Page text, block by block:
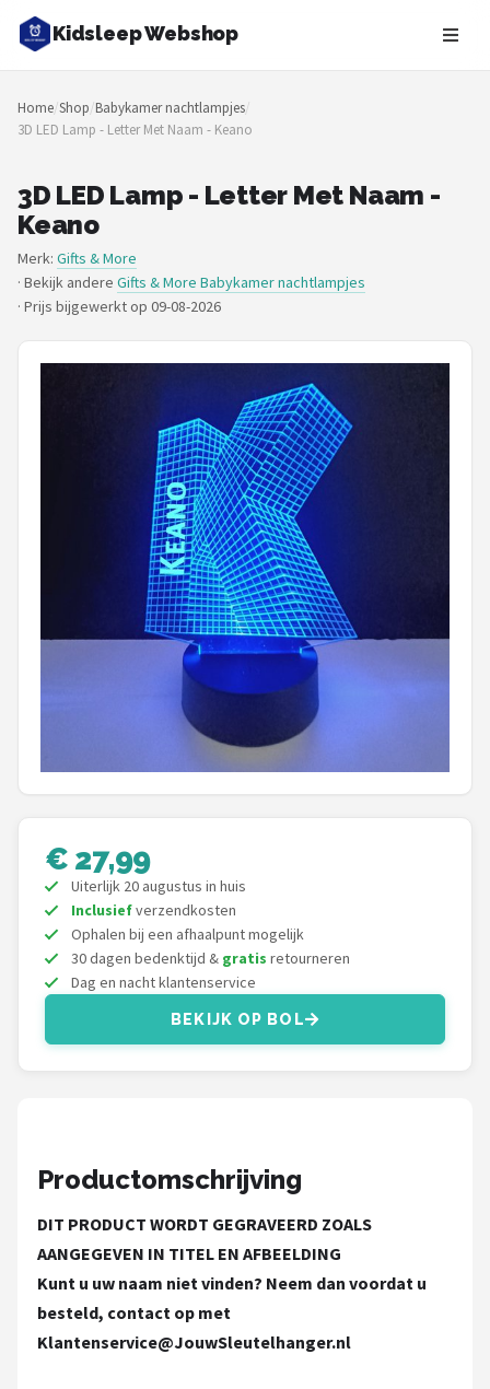
Kidsleep Webshop
Zoeken
NAVIGATIE
Merken
Blog
Slaaptrainers
Nachtlampjes
Babyprojectors
POPULAIRE MERKEN
Aigostar
LUVION
KCVV
Decopatent
Countryfield
Home/Shop/Babykamer nachtlampjes/
3D LED Lamp - Letter Met Naam - Keano
3D LED Lamp - Letter Met Naam -
Keano
Merk: Gifts & More
· Bekijk andere Gifts & More Babykamer nachtlampjes
· Prijs bijgewerkt op 09-08-2026
€ 27,99
Uiterlijk 20 augustus in huis
Inclusiefverzendkosten
Ophalen bij een afhaalpunt mogelijk
30 dagen bedenktijd & gratis retourneren
Dag en nacht klantenservice
BEKIJK OP BOL
Productomschrijving
DIT PRODUCT WORDT GEGRAVEERD ZOALS
AANGEGEVEN IN TITEL EN AFBEELDING
Kunt u uw naam niet vinden? Neem dan voordat u
besteld, contact op met
Klantenservice@JouwSleutelhanger.nl